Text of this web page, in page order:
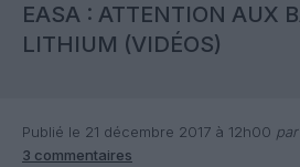
EASA : ATTENTION AUX
LITHIUM (VIDÉOS)
Publié le 21 décembre 2017 à 12h00
3 commentaires